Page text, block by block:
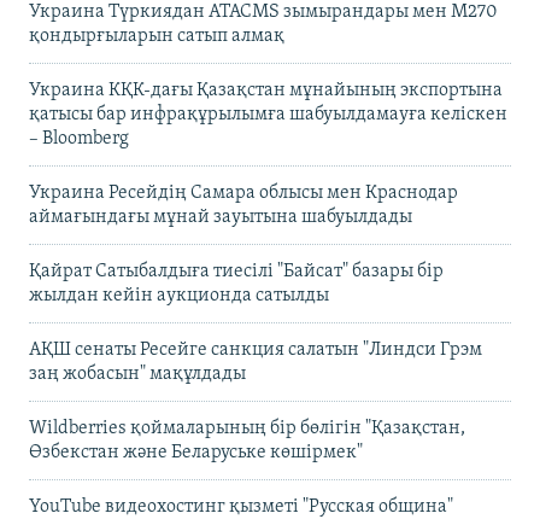
Украина Түркиядан ATACMS зымырандары мен M270
қондырғыларын сатып алмақ
Украина КҚК-дағы Қазақстан мұнайының экспортына
қатысы бар инфрақұрылымға шабуылдамауға келіскен
– Bloomberg
Украина Ресейдің Самара облысы мен Краснодар
аймағындағы мұнай зауытына шабуылдады
Қайрат Сатыбалдыға тиесілі "Байсат" базары бір
жылдан кейін аукционда сатылды
АҚШ сенаты Ресейге санкция салатын "Линдси Грэм
заң жобасын" мақұлдады
Wildberries қоймаларының бір бөлігін "Қазақстан,
Өзбекстан және Беларуське көшірмек"
YouTube видеохостинг қызметі "Русская община"